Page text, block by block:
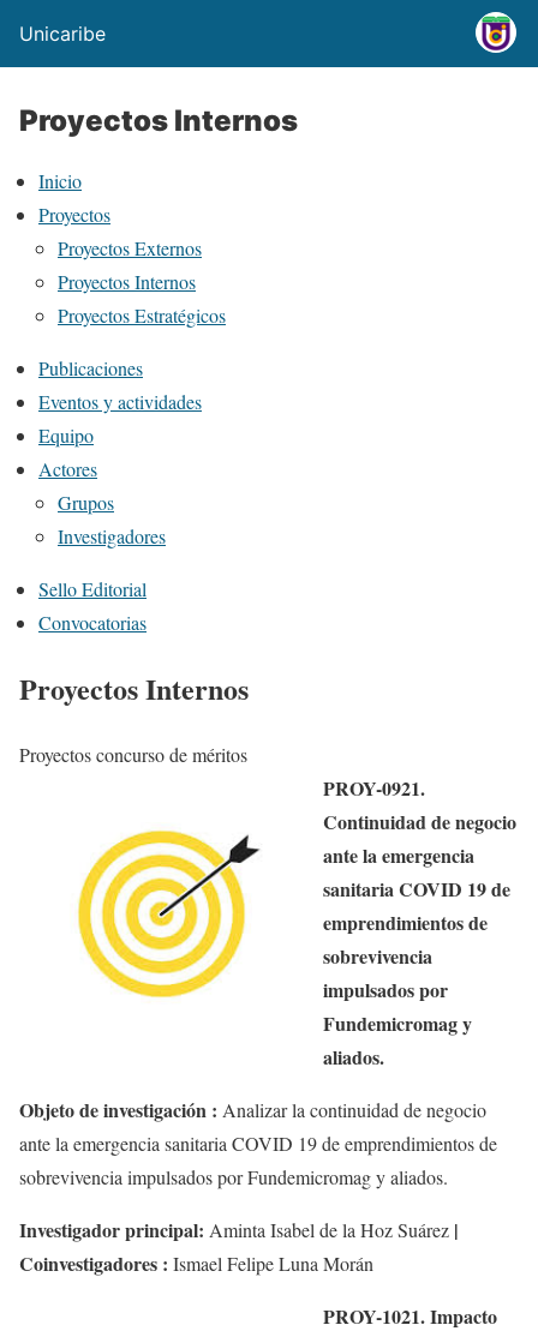
Unicaribe
Proyectos Internos
Inicio
Proyectos
Proyectos Externos
Proyectos Internos
Proyectos Estratégicos
Publicaciones
Eventos y actividades
Equipo
Actores
Grupos
Investigadores
Sello Editorial
Convocatorias
Proyectos Internos
Proyectos concurso deméritos
PROY-0921.
Continuidad de negocio
ante la emergencia
sanitaria COVID 19 de
emprendimientos de
sobrevivencia
impulsados por
Fundemicromag y
aliados.
Objeto de investigación : Analizar la continuidad de negocio
ante la emergencia sanitaria COVID 19 de emprendimientos de
sobrevivencia impulsados porFundemicromagy aliados.
Investigador principal: Aminta Isabel de la Hoz Suárez |
Coinvestigadores : Ismael Felipe Luna Morán
PROY-1021. Impacto